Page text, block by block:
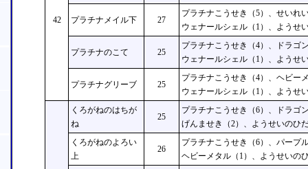
42 プラチナメイル下 27
プラチナこうせき（5）、せいれ
ウェナールシェル（1）、ようせ
プラチナのこて 25
プラチナこうせき（4）、ドラゴ
ウェナールシェル（1）、ようせ
プラチナグリーブ 25
プラチナこうせき（4）、ヘビー
ウェナールシェル（1）、ようせ
くろがねのはちが
ね
25
プラチナこうせき（6）、ドラゴ
げんませき（2）、ようせいのひ
くろがねのよろい
上
26
プラチナこうせき（6）、パープ
ヘビーメタル（1）、ようせいの